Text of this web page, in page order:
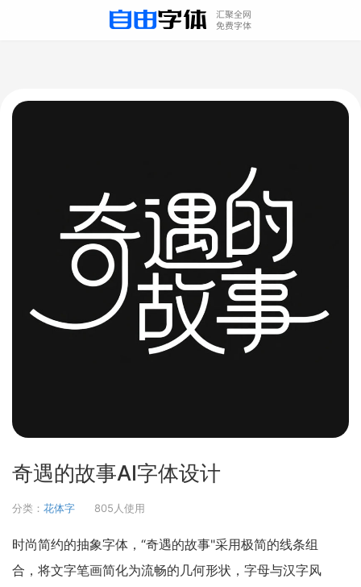
奇遇的故事AI字体设计
分类： 花体字 805人使用
时尚简约的抽象字体，“奇遇的故事"采用极简的线条组
合，将文字笔画简化为流畅的几何形状，字母与汉字风